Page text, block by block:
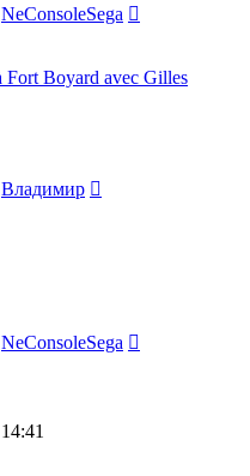
NeConsoleSega
Fort Boyard avec Gilles
Владимир
NeConsoleSega